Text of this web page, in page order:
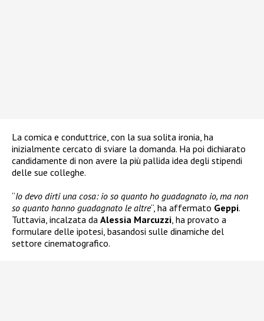
La comica e conduttrice, con la sua solita ironia, ha
inizialmente cercato di sviare la domanda. Ha poi dichiarato
candidamente di non avere la più pallida idea degli stipendi
delle sue colleghe.
“Io devo dirti una cosa: io so quanto ho guadagnato io, ma non
so quanto hanno guadagnato le altre“, ha affermato Geppi.
Tuttavia, incalzata da Alessia Marcuzzi , ha provato a
formulare delle ipotesi, basandosi sulle dinamiche del
settore cinematografico.